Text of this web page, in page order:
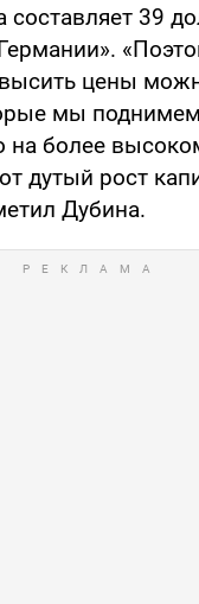
составляет 39
цены
мы
на более
дутый рост
Дубина.